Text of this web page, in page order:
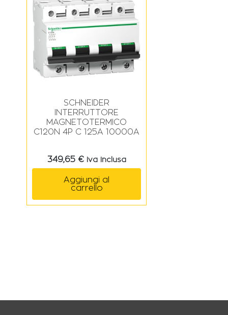
SCHNEIDER
INTERRUTTORE
MAGNETOTERMICO
C120N 4P C 125A 10000A
349,65 € Iva Inclusa
Aggiungi al
carrello